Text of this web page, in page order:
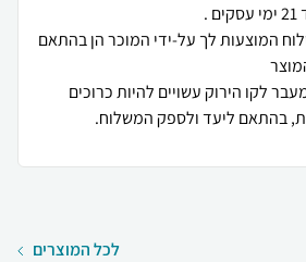
.
המוצעות לך על-ידי המוכר הן בהתאם
לקו הירוק עשויים להיות כרוכים
בהתאם ליעד ולספק המשלוח.
לכל המוצרים